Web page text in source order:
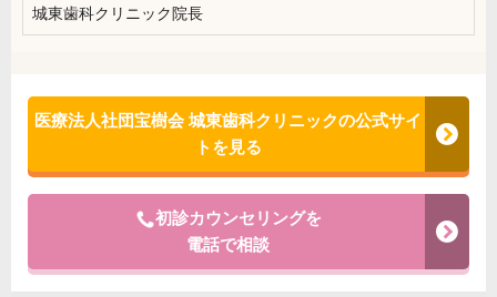
城東歯科クリニック院長
医療法人社団宝樹会 城東歯科クリニックの公式サイ
トを見る
初診カウンセリングを
電話で相談